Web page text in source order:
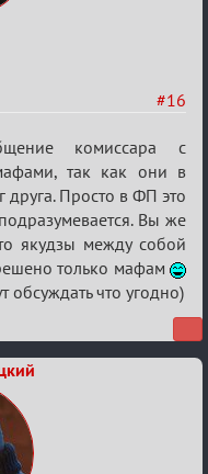
#16
комиссара с
так как они в
Просто в ФП это
Вы же
якудзы между собой
только мафам
обсуждать что угодно)